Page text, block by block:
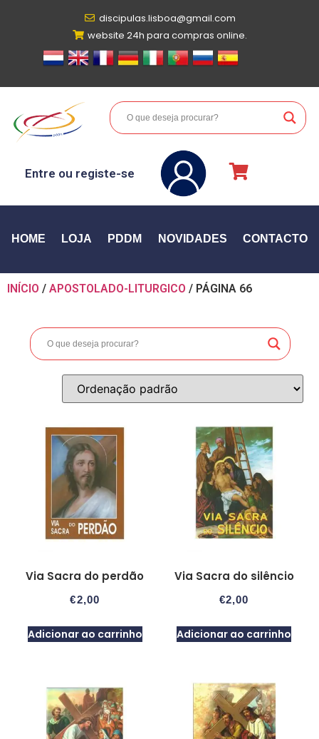
discipulas.lisboa@gmail.com
website 24h para compras online.
Entre ou registe-se
HOME LOJA PDDM NOVIDADES CONTACTO
INÍCIO / APOSTOLADO-LITURGICO / PÁGINA 66
Via Sacra do perdão
€2,00
Adicionar ao carrinho
Via Sacra do silêncio
€2,00
Adicionar ao carrinho